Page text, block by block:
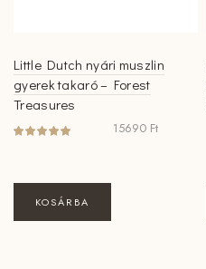
Little Dutch nyári muszlin
gyerek takaró – Forest
Treasures
15690 Ft
KOSÁRBA